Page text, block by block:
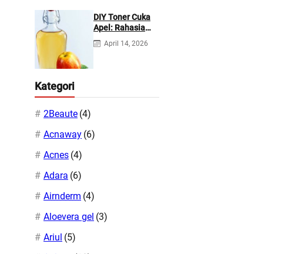
DIY Toner Cuka
Apel: Rahasia
Jerawat Kempes
dalam 2 Hari!
April 14, 2026
Kategori
2Beaute (4)
Acnaway (6)
Acnes (4)
Adara (6)
Airnderm (4)
Aloevera gel (3)
Ariul (5)